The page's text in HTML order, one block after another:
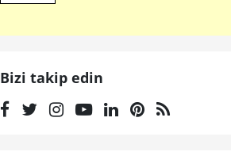
Bizi takip edin